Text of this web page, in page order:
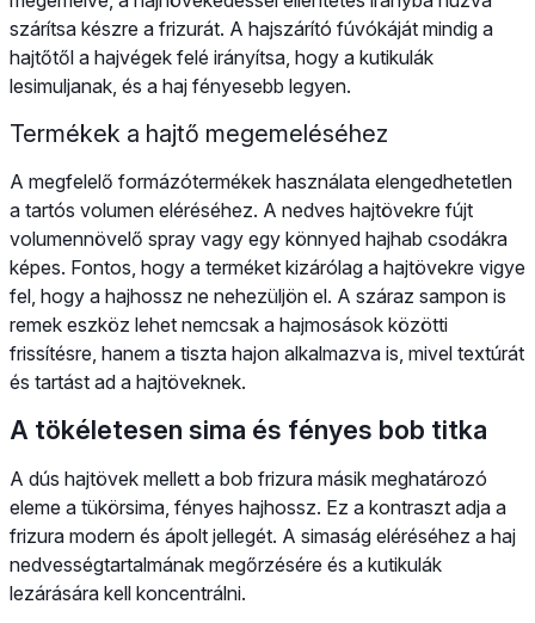
szárítsa készre a frizurát. A hajszárító fúvókáját mindig a
hajtőtől a hajvégek felé irányítsa, hogy a kutikulák
lesimuljanak, és a haj fényesebb legyen.
Termékek a hajtő megemeléséhez
A megfelelő formázótermékek használata elengedhetetlen
a tartós volumen eléréséhez. A nedves hajtövekre fújt
volumennövelő spray vagy egy könnyed hajhab csodákra
képes. Fontos, hogy a terméket kizárólag a hajtövekre vigye
fel, hogy a hajhossz ne nehezüljön el. A száraz sampon is
remek eszköz lehet nemcsak a hajmosások közötti
frissítésre, hanem a tiszta hajon alkalmazva is, mivel textúrát
és tartást ad a hajtöveknek.
A tökéletesen sima és fényes bob titka
A dús hajtövek mellett a bob frizura másik meghatározó
eleme a tükörsima, fényes hajhossz. Ez a kontraszt adja a
frizura modern és ápolt jellegét. A simaság eléréséhez a haj
nedvességtartalmának megőrzésére és a kutikulák
lezárására kell koncentrálni.